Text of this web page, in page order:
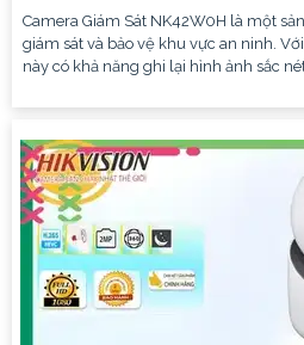
Camera Giám Sát NK42W0H là một
giám sát và bảo vệ khu vực an ninh.
này có khả năng ghi lại hình ảnh sắc